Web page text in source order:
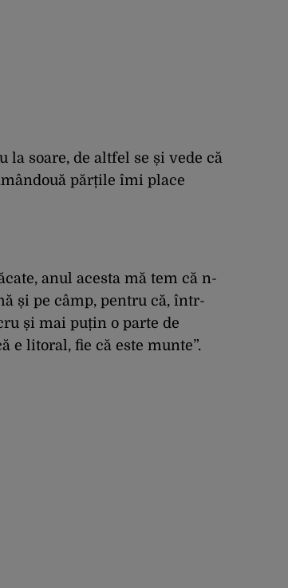
la soare, de altfel se și vede că
părțile îmi place
anul acesta mă tem că n-
și pe câmp, pentru că, într-
și mai puțin o parte de
e litoral, fie că este munte”.